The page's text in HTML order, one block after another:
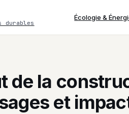
Écologie &
de la
et